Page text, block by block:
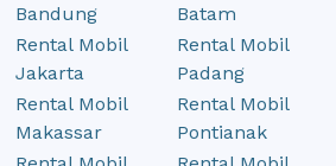
Bandung
Batam
Rental Mobil
Jakarta
Rental Mobil
Padang
Rental Mobil
Makassar
Rental Mobil
Pontianak